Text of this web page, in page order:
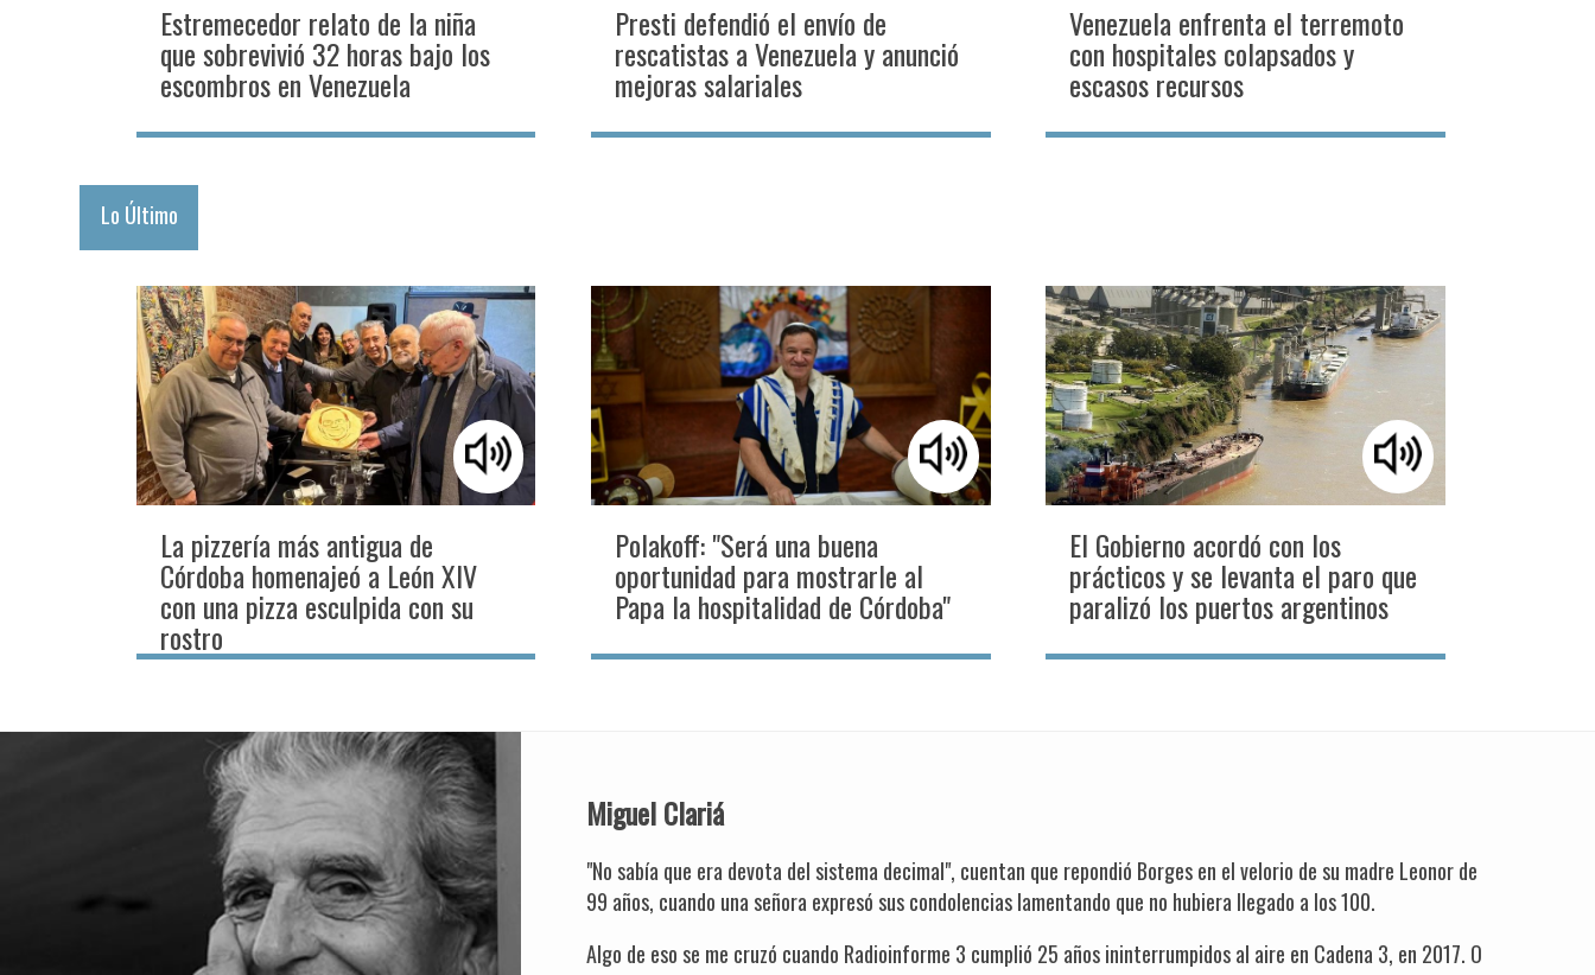
Estremecedor relato de la niña
que sobrevivió 32 horas bajo los
escombros en Venezuela
Presti defendió el envío de
rescatistas a Venezuela y anunció
mejoras salariales
Venezuela enfrenta el terremoto
con hospitales colapsados y
escasos recursos
Lo Último
La pizzería más antigua de
Córdoba homenajeó a León XIV
con una pizza esculpida con su
rostro
Polakoff: "Será una buena
oportunidad para mostrarle al
Papa la hospitalidad de Córdoba"
El Gobierno acordó con los
prácticos y se levanta el paro que
paralizó los puertos argentinos
Miguel Clariá
"No sabía que era devota del sistema decimal", cuentan que repondió Borges en el velorio de su madre Leonor de
99 años, cuando una señora expresó sus condolencias lamentando que no hubiera llegado a los 100.
Algo de eso se me cruzó cuando Radioinforme 3 cumplió 25 años ininterrumpidos al aire en Cadena 3, en 2017. O